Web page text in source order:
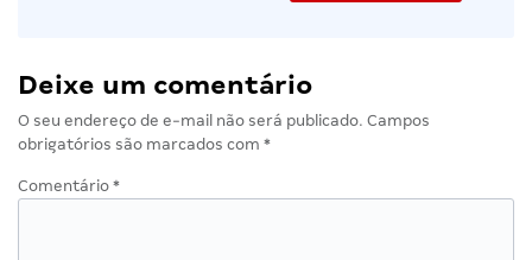
Deixe um comentário
O seu endereço de e-mail não será publicado. Campos
obrigatórios são marcados com *
Comentário *